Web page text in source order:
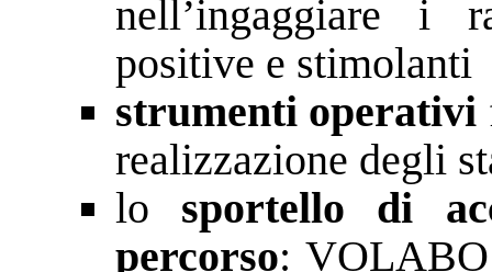
nell’ingaggiare i
positive e stimolanti
strumenti operativi
realizzazione degli
lo sportello di
percorso: